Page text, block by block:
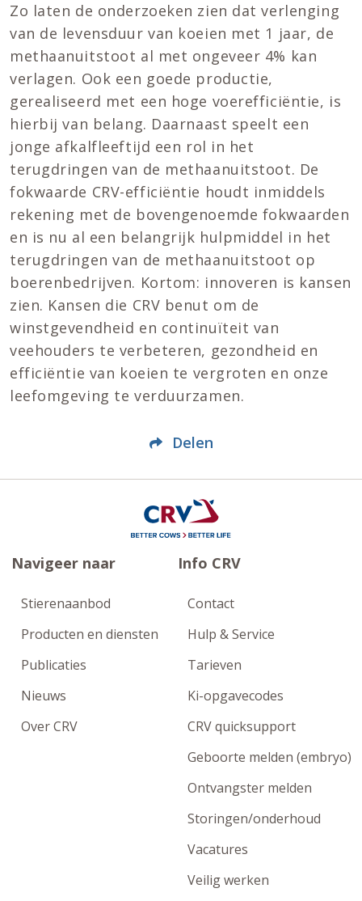
Zo laten de onderzoeken zien dat verlenging
van de levensduur van koeien met 1 jaar, de
methaanuitstoot al met ongeveer 4% kan
verlagen. Ook een goede productie,
gerealiseerd met een hoge voerefficiëntie, is
hierbij van belang. Daarnaast speelt een
jonge afkalfleeftijd een rol in het
terugdringen van de methaanuitstoot. De
fokwaarde CRV-efficiëntie houdt inmiddels
rekening met de bovengenoemde fokwaarden
en is nu al een belangrijk hulpmiddel in het
terugdringen van de methaanuitstoot op
boerenbedrijven. Kortom: innoveren is kansen
zien. Kansen die CRV benut om de
winstgevendheid en continuïteit van
veehouders te verbeteren, gezondheid en
efficiëntie van koeien te vergroten en onze
leefomgeving te verduurzamen.
Delen
Navigeer naar
Stierenaanbod
Producten en diensten
Publicaties
Nieuws
Over CRV
Info CRV
Contact
Hulp & Service
Tarieven
Ki-opgavecodes
CRV quicksupport
Geboorte melden (embryo)
Ontvangster melden
Storingen/onderhoud
Vacatures
Veilig werken